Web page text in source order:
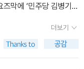
막에 ‘민주당 김병기·
‘몇 천만 원’일 수 없
라를 바꿉니다. 저쪽과
쪽이 일삼은 멍청짓과
더보기